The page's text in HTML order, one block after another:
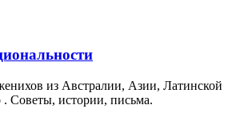
из Австралии, Азии, Латинской
Советы, истории, письма.